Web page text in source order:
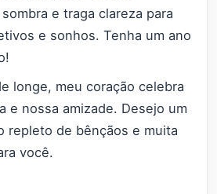
e traga clareza para
e sonhos. Tenha um ano
longe, meu coração celebra
e nossa amizade. Desejo um
repleto de bênçãos e muita
você.